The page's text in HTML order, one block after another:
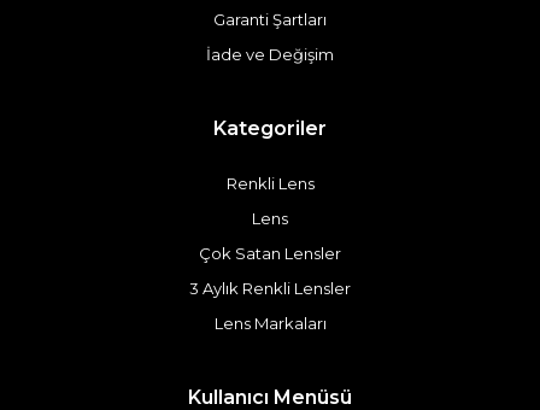
Garanti Şartları
İade ve Değişim
Kategoriler
Renkli Lens
Lens
Çok Satan Lensler
3 Aylık Renkli Lensler
Lens Markaları
Kullanıcı Menüsü